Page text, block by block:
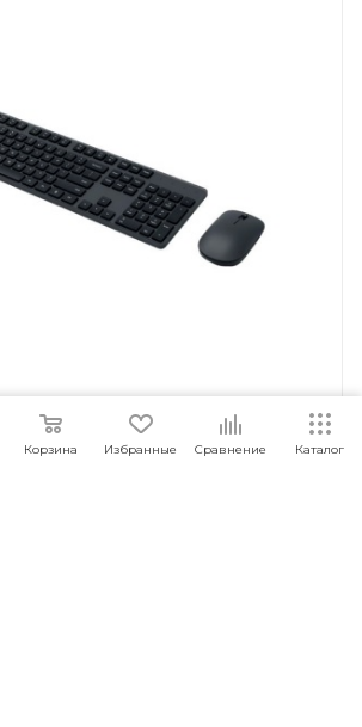
Корзина Избранные Сравнение Каталог